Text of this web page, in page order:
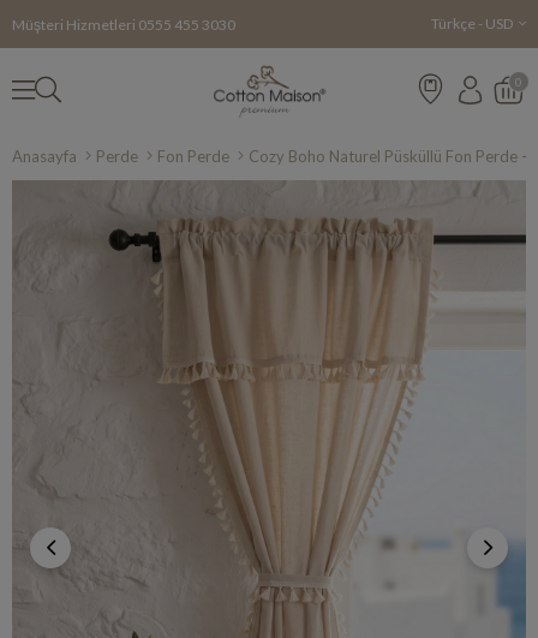
Müşteri Hizmetleri 0555 455 3030 Türkçe - USD
0
Anasayfa Perde Fon Perde